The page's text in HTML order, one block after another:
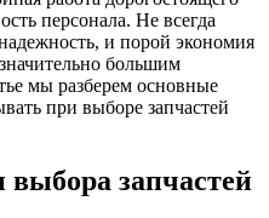
персонала. Не всегда
и порой экономия
большим
мы разберем основные
при выборе запчастей
запчастей